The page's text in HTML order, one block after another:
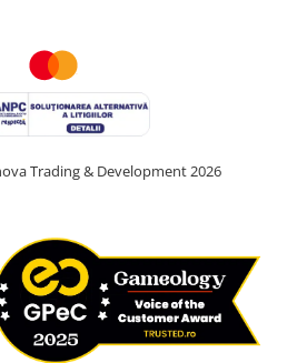
Trading & Development 2026